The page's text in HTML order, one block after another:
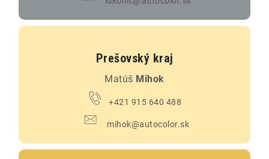
Prešovský kraj
Matúš Mihok
+421 915 640 488
mihok@autocolor.sk